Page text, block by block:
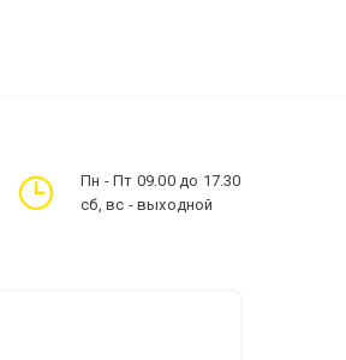
Пн - Пт 09.00 до 17.30
сб, вс - выходной